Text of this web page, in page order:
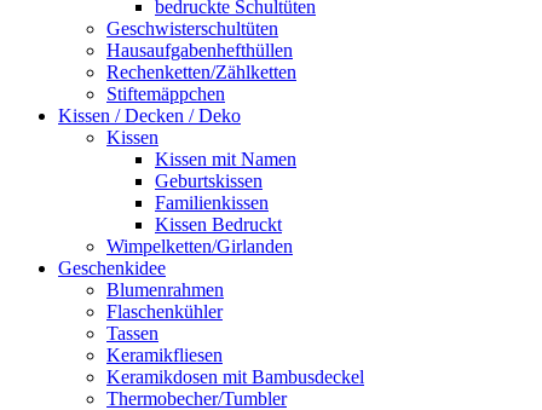
bedruckte Schultüten
Geschwisterschultüten
Hausaufgabenhefthüllen
Rechenketten/Zählketten
Stiftemäppchen
Kissen / Decken / Deko
Kissen
Kissen mit Namen
Geburtskissen
Familienkissen
Kissen Bedruckt
Wimpelketten/Girlanden
Geschenkidee
Blumenrahmen
Flaschenkühler
Tassen
Keramikfliesen
Keramikdosen mit Bambusdeckel
Thermobecher/Tumbler